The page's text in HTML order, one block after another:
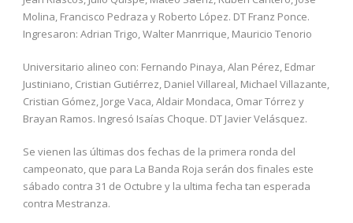
Molina, Francisco Pedraza y Roberto López. DT Franz Ponce.
Ingresaron: Adrian Trigo, Walter Manrrique, Mauricio Tenorio
Universitario alineo con: Fernando Pinaya, Alan Pérez, Edmar
Justiniano, Cristian Gutiérrez, Daniel Villareal, Michael Villazante,
Cristian Gómez, Jorge Vaca, Aldair Mondaca, Omar Tórrez y
Brayan Ramos. Ingresó Isaías Choque. DT Javier Velásquez.
Se vienen las últimas dos fechas de la primera ronda del
campeonato, que para La Banda Roja serán dos finales este
sábado contra 31 de Octubre y la ultima fecha tan esperada
contra Mestranza.